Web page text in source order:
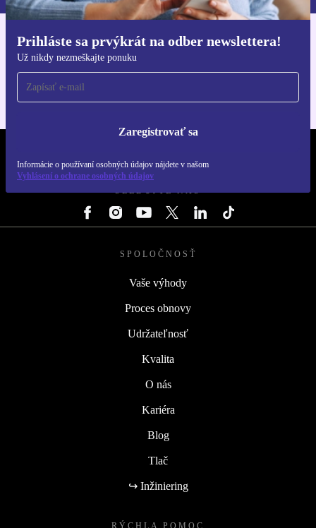
Prihláste sa prvýkrát na odber newslettera!
Už nikdy nezmeškajte ponuku
Zaregistrovať sa
Informácie o používaní osobných údajov nájdete v našom
Vyhlásení o ochrane osobných údajov
Získajte aplikáciu refurbed
Pre iOS a Android
SLEDUJTE NÁS
SPOLOČNOSŤ
Vaše výhody
Proces obnovy
Udržateľnosť
Kvalita
O nás
Kariéra
Blog
Tlač
↪ Inžiniering
RÝCHLA POMOC